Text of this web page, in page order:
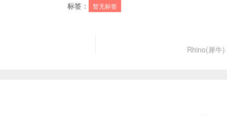
标签： 暂无标签
Rhino(犀牛